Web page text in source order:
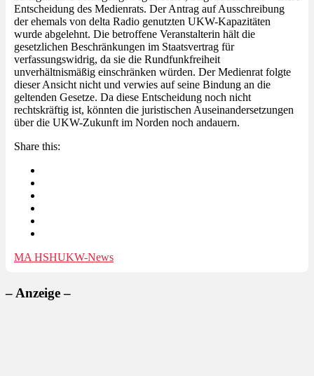
Entscheidung des Medienrats. Der Antrag auf Ausschreibung
der ehemals von delta Radio genutzten UKW-Kapazitäten
wurde abgelehnt. Die betroffene Veranstalterin hält die
gesetzlichen Beschränkungen im Staatsvertrag für
verfassungswidrig, da sie die Rundfunkfreiheit
unverhältnismäßig einschränken würden. Der Medienrat folgte
dieser Ansicht nicht und verwies auf seine Bindung an die
geltenden Gesetze. Da diese Entscheidung noch nicht
rechtskräftig ist, könnten die juristischen Auseinandersetzungen
über die UKW-Zukunft im Norden noch andauern.
Share this:
MA HSHUKW-News
– Anzeige –